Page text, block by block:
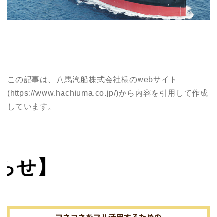
この記事は、八馬汽船株式会社様のwebサイト
(https://www.hachiuma.co.jp/)から内容を引用して作成
しています。